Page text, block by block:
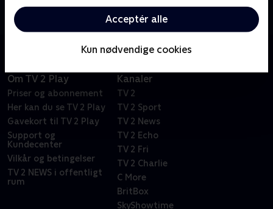
Acceptér alle
Kun nødvendige cookies
mistænkelige mord i Berchtesgaden.
Om TV 2 Play
Priser og abonnement
Her kan du se TV 2 Play
Gavekort til TV 2 Play
Support og
Kundecenter
Vilkår og betingelser
TV 2 NEWS i offentligt
rum
Kanaler
TV 2
TV 2 Sport
TV 2 News
TV 2 Echo
TV 2 Fri
TV 2 Charlie
C More
BritBox
SkyShowtime